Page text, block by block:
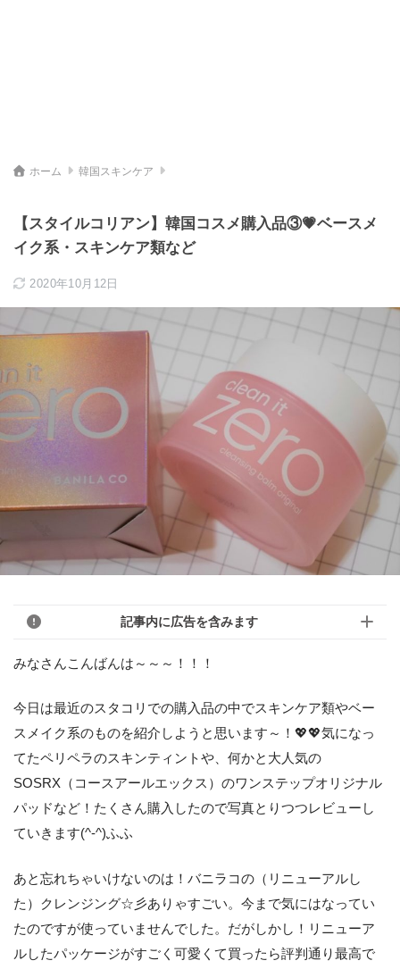
ホーム 韓国スキンケア
【スタイルコリアン】韓国コスメ購入品③💗ベースメ
イク系・スキンケア類など
2020年10月12日
記事内に広告を含みます
みなさんこんばんは～～～！！！
今日は最近のスタコリでの購入品の中でスキンケア類やベー
スメイク系のものを紹介しようと思います～！💖💖気になっ
てたペリペラのスキンティントや、何かと大人気の
SOSRX（コースアールエックス）のワンステップオリジナル
パッドなど！たくさん購入したので写真とりつつレビューし
ていきます(^-^)ふふ
あと忘れちゃいけないのは！バニラコの（リニューアルし
た）クレンジング☆彡ありゃすごい。今まで気にはなってい
たのですが使っていませんでした。だがしかし！リニューア
ルしたパッケージがすごく可愛くて買ったら評判通り最高で